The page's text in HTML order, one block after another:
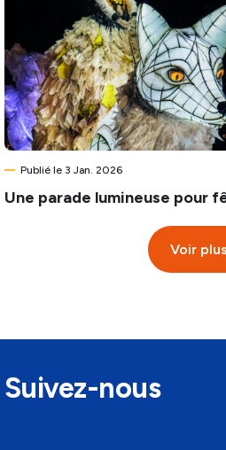
Publié le 3 Jan. 2026
Une parade lumineuse pour
Voir plus
Suivez-nous